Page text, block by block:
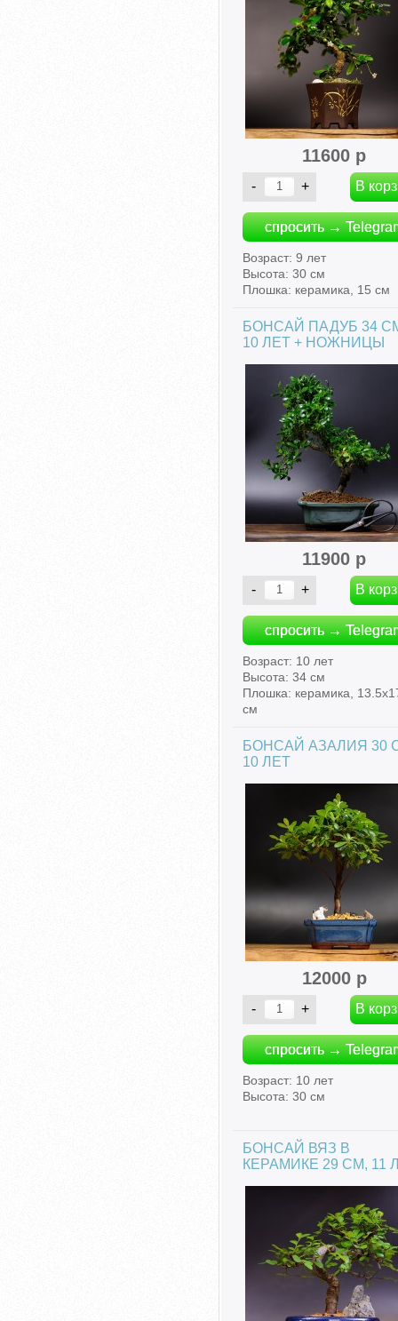
11600 р
спросить →
Возраст: 9 лет
Высота: 30 см
Плошка: керамика, 15 см
БОНСАЙ ПАДУБ 34
10 ЛЕТ + НОЖНИЦЫ
11900 р
спросить →
Возраст: 10 лет
Высота: 34 см
Плошка: керамика,
см
БОНСАЙ АЗАЛИЯ 30
10 ЛЕТ
12000 р
спросить →
Возраст: 10 лет
Высота: 30 см
БОНСАЙ ВЯЗ В
КЕРАМИКЕ 29 СМ, 11